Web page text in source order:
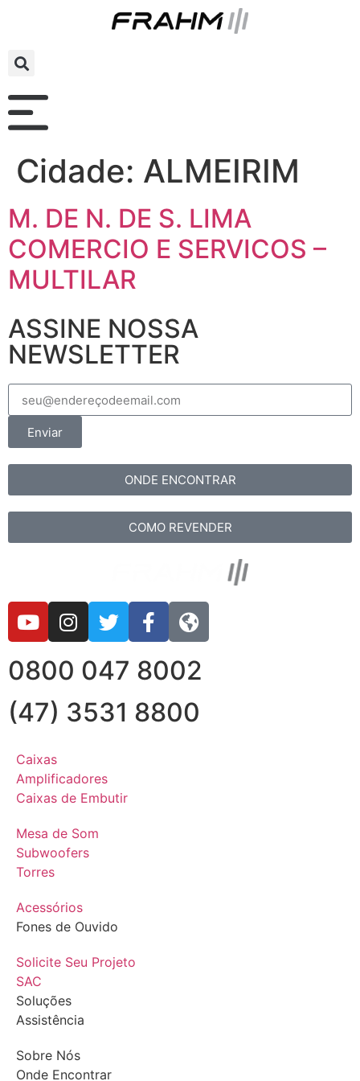
Cidade: ALMEIRIM
M. DE N. DE S. LIMA
COMERCIO E SERVICOS –
MULTILAR
ASSINE NOSSA
NEWSLETTER
Enviar
ONDE ENCONTRAR
COMO REVENDER
0800 047 8002
(47) 3531 8800
Caixas
Amplificadores
Caixas de Embutir
Mesa de Som
Subwoofers
Torres
Acessórios
Fones de Ouvido
Solicite Seu Projeto
SAC
Soluções
Assistência
Sobre Nós
Onde Encontrar